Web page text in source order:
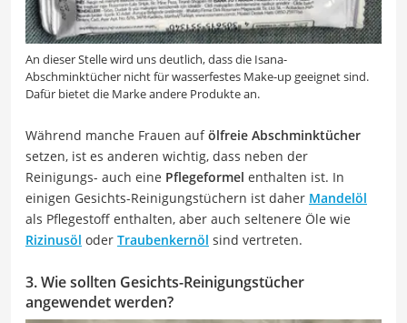
An dieser Stelle wird uns deutlich, dass die Isana-
Abschminktücher nicht für wasserfestes Make-up geeignet sind.
Dafür bietet die Marke andere Produkte an.
Während manche Frauen aufölfreie Abschminktücher
setzen, ist es anderen wichtig, dass neben der
Reinigungs- auch eine Pflegeformel enthalten ist. In
einigen Gesichts-Reinigungstüchern ist daher Mandelöl
als Pflegestoff enthalten, aber auch seltenere Öle wie
Rizinusöl oder Traubenkernöl sind vertreten.
3. Wie sollten Gesichts-Reinigungstücher
angewendet werden?